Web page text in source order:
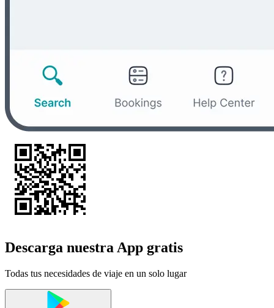
Descarga nuestra App gratis
Todas tus necesidades de viaje en un solo lugar